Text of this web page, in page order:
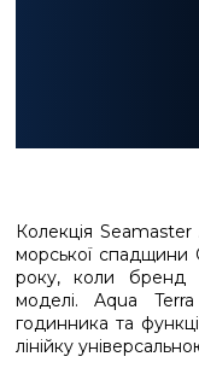
Колекція
морської
року, коли бренд
моделі. Aqua Terra
годинника та
лінійку